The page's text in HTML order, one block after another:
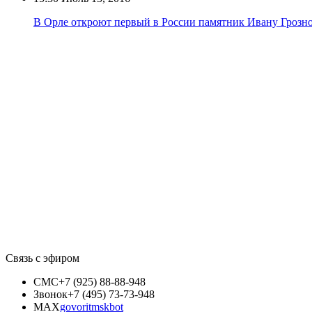
В Орле откроют первый в России памятник Ивану
Связь с эфиром
СМС+7 (925) 88-88-948
Звонок+7 (495) 73-73-948
MAXgovoritmskbot